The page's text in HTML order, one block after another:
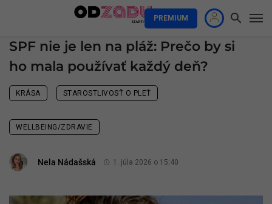
PREMIUM
SPF nie je len na pláž: Prečo by si
ho mala používať každý deň?
KRÁSA STAROSTLIVOSŤ O PLEŤ
WELLBEING/ZDRAVIE
Nela Nádašská 1. júla 2026 o 15:40